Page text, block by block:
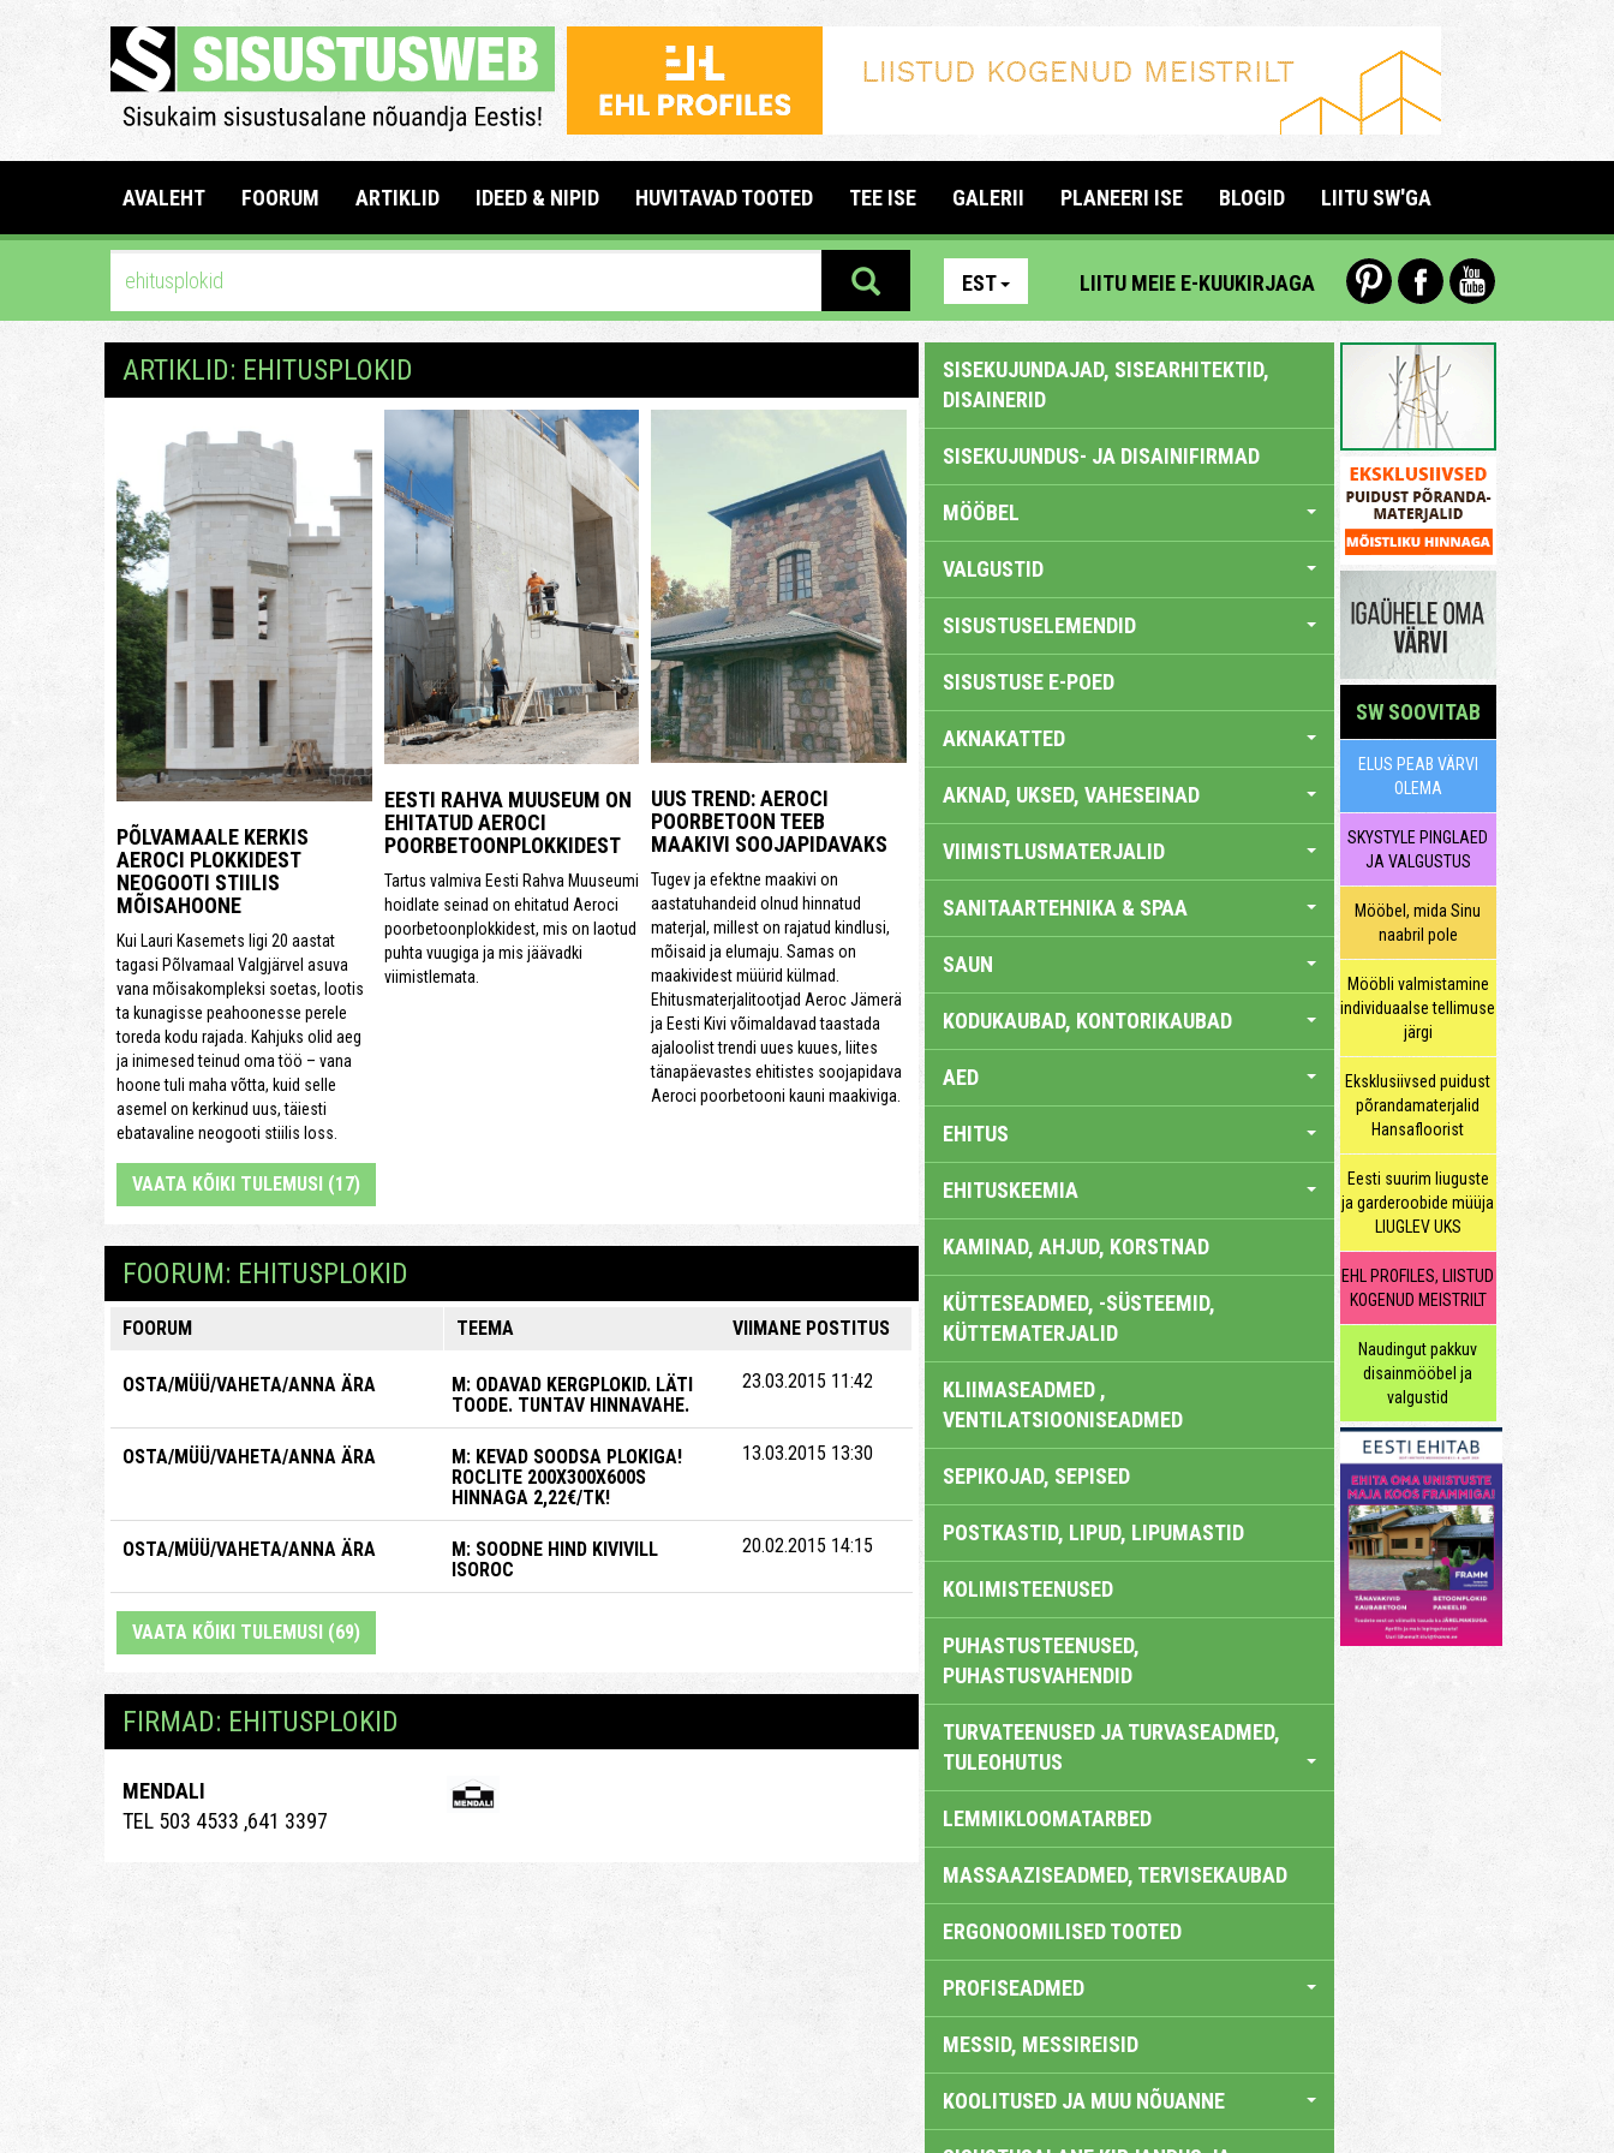
AVALEHT FOORUM ARTIKLID IDEED & NIPID HUVITAVAD TOOTED TEE ISE GALERII PLANEERI ISE BLOGID LIITU SW'GA
EST LIITU MEIE E-KUUKIRJAGA
ARTIKLID: EHITUSPLOKID
PÕLVAMAALE KERKIS
AEROCI PLOKKIDEST
NEOGOOTI STIILIS
MÕISAHOONE
Kui Lauri Kasemets ligi 20 aastat
tagasi Põlvamaal Valgjärvel asuva
vana mõisakompleksi soetas, lootis
ta kunagisse peahoonesse perele
toreda kodu rajada. Kahjuks olid aeg
ja inimesed teinud oma töö – vana
hoone tuli maha võtta, kuid selle
asemel on kerkinud uus, täiesti
ebatavaline neogooti stiilis loss.
EESTI RAHVA MUUSEUM ON
EHITATUD AEROCI
POORBETOONPLOKKIDEST
Tartus valmiva Eesti Rahva Muuseumi
hoidlate seinad on ehitatud Aeroci
poorbetoonplokkidest, mis on laotud
puhta vuugiga ja mis jäävadki
viimistlemata.
UUS TREND: AEROCI
POORBETOON TEEB
MAAKIVI SOOJAPIDAVAKS
Tugev ja efektne maakivi on
aastatuhandeid olnud hinnatud
materjal, millest on rajatud kindlusi,
mõisaid ja elumaju. Samas on
maakividest müürid külmad.
Ehitusmaterjalitootjad Aeroc Jämerä
ja Eesti Kivi võimaldavad taastada
ajaloolist trendi uues kuues, liites
tänapäevastes ehitistes soojapidava
Aeroci poorbetooni kauni maakiviga.
VAATA KÕIKI TULEMUSI (17)
FOORUM: EHITUSPLOKID
FOORUM TEEMA VIIMANE POSTITUS
OSTA/MÜÜ/VAHETA/ANNA ÄRA
M: ODAVAD KERGPLOKID. LÄTI
TOODE. TUNTAV HINNAVAHE.
23.03.2015 11:42
OSTA/MÜÜ/VAHETA/ANNA ÄRA
M: KEVAD SOODSA PLOKIGA!
ROCLITE 200X300X600S
HINNAGA 2,22€/TK!
13.03.2015 13:30
OSTA/MÜÜ/VAHETA/ANNA ÄRA
M: SOODNE HIND KIVIVILL
ISOROC
20.02.2015 14:15
VAATA KÕIKI TULEMUSI (69)
FIRMAD: EHITUSPLOKID
MENDALI
TEL 503 4533 ,641 3397
SISEKUJUNDAJAD, SISEARHITEKTID,
DISAINERID
SISEKUJUNDUS- JA DISAINIFIRMAD
MÖÖBEL
VALGUSTID
SISUSTUSELEMENDID
SISUSTUSE E-POED
AKNAKATTED
AKNAD, UKSED, VAHESEINAD
VIIMISTLUSMATERJALID
SANITAARTEHNIKA & SPAA
SAUN
KODUKAUBAD, KONTORIKAUBAD
AED
EHITUS
EHITUSKEEMIA
KAMINAD, AHJUD, KORSTNAD
KÜTTESEADMED, -SÜSTEEMID,
KÜTTEMATERJALID
KLIIMASEADMED ,
VENTILATSIOONISEADMED
SEPIKOJAD, SEPISED
POSTKASTID, LIPUD, LIPUMASTID
KOLIMISTEENUSED
PUHASTUSTEENUSED,
PUHASTUSVAHENDID
TURVATEENUSED JA TURVASEADMED,
TULEOHUTUS
LEMMIKLOOMATARBED
MASSAAZISEADMED, TERVISEKAUBAD
ERGONOOMILISED TOOTED
PROFISEADMED
MESSID, MESSIREISID
KOOLITUSED JA MUU NÕUANNE
SW SOOVITAB
ELUS PEAB VÄRVI
OLEMA
SKYSTYLE PINGLAED
JA VALGUSTUS
Mööbel, mida Sinu
naabril pole
Mööbli valmistamine
individuaalse tellimuse
järgi
Eksklusiivsed puidust
põrandamaterjalid
Hansafloorist
Eesti suurim liuguste
ja garderoobide müüja
LIUGLEV UKS
EHL PROFILES, LIISTUD
KOGENUD MEISTRILT
Naudingut pakkuv
disainmööbel ja
valgustid